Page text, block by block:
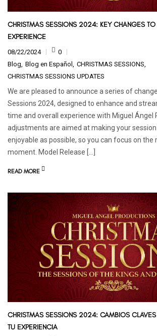
CHRISTMAS SESSIONS 2024: KEY CHANGES TO
EXPERIENCE
08/22/2024
0
Blog Blog en Español
CHRISTMAS SESSIONS
CHRISTMAS SESSIONS UPDATES
We are pleased to announce a series of
Sessions 2024, designed to enhance and
time and overall experience with Miguel Ángel
adjustments are aimed at making your
enjoyable as possible, so you can focus on the
moment. Model Release […]
READ MORE
CHRISTMAS SESSIONS 2024: CAMBIOS CLAVES
TU EXPERIENCIA